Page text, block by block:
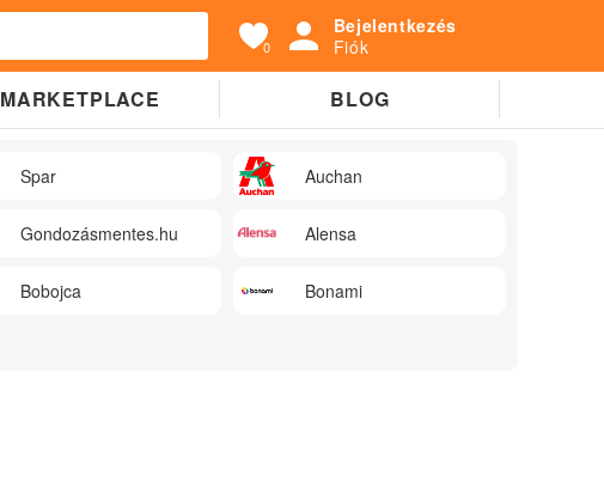
0
Bejelentkezés
Fiók
MARKETPLACE BLOG
Spar Auchan
Gondozásmentes.hu Alensa
Bobojca Bonami